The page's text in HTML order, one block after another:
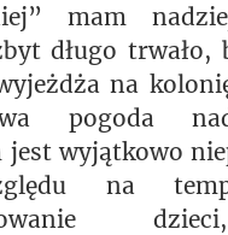
mam
długo trwało,
na
pogoda
jest wyjątkowo
na